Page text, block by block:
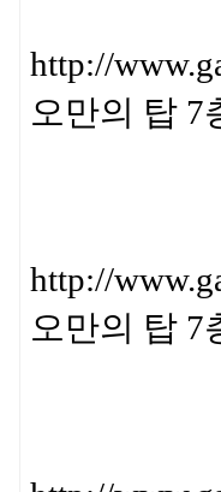
http://
오만의 탑 7
http://
오만의 탑 7